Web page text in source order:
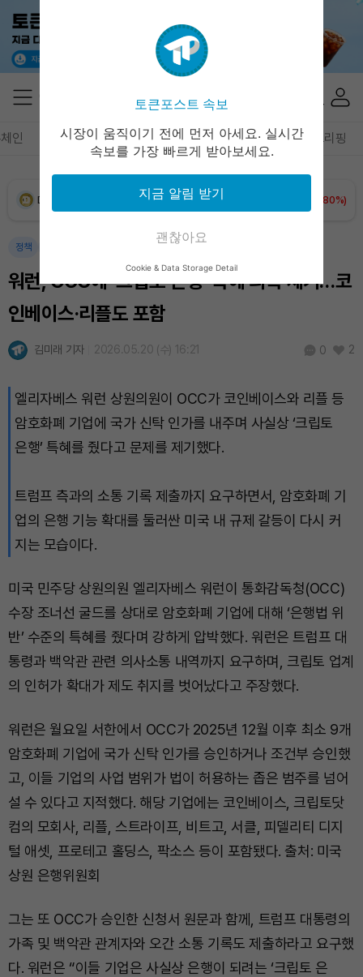
인 테크 경제 마켓 정책 정치 인사이트 브리핑
XRP (XRP) (-1.02%)
Hyperliquid (HYPE) ₩
Dogecoin (DOGE) (+0.80%)
정책
워런, OCC에 ‘크립토 은행’ 특혜 의혹 제기…코
인베이스·리플도 포함
김미래 기자 2026.05.20 (수) 16:21 0 2
엘리자베스 워런 상원의원이 OCC가 코인베이스와 리플 등
암호화폐 기업에 국가 신탁 인가를 내주며 사실상 ‘크립토
은행’ 특혜를 줬다고 문제를 제기했다.
트럼프 측과의 소통 기록 제출까지 요구하면서, 암호화폐 기
업의 은행 기능 확대를 둘러싼 미국 내 규제 갈등이 다시 커
지는 모습이다.
미국 민주당 상원의원 엘리자베스 워런이 통화감독청(OCC)
수장 조너선 굴드를 상대로 암호화폐 기업에 대해 ‘은행법 위
반’ 수준의 특혜를 줬다며 강하게 압박했다. 워런은 트럼프 대
통령과 백악관 관련 의사소통 내역까지 요구하며, 크립토 업계
의 인허가 확대가 제도 취지를 벗어났다고 주장했다.
워런은 월요일 서한에서 OCC가 2025년 12월 이후 최소 9개
암호화폐 기업에 국가 신탁 인가를 승인하거나 조건부 승인했
고, 이들 기업의 사업 범위가 법이 허용하는 좁은 범주를 넘어
설 수 있다고 지적했다. 해당 기업에는 코인베이스, 크립토닷
컴의 모회사, 리플, 스트라이프, 비트고, 서클, 피델리티 디지
털 애셋, 프로테고 홀딩스, 팍소스 등이 포함됐다. 출처: 미국
상원 은행위원회
그는 또 OCC가 승인한 신청서 원문과 함께, 트럼프 대통령의
가족 및 백악관 관계자와 오간 소통 기록도 제출하라고 요구했
다. 워런은 “이들 기업은 사실상 은행이 되려는 ‘크립토 은
토큰포스트 속보
시장이 움직이기 전에 먼저 아세요. 실시간
속보를 가장 빠르게 받아보세요.
지금 알림 받기
괜찮아요
Cookie & Data Storage Detail